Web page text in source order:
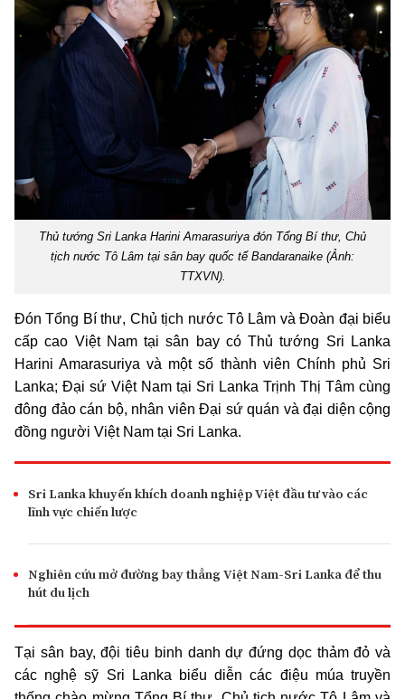
Thủ tướng Sri Lanka Harini Amarasuriya đón Tổng Bí thư, Chủ
tịch nước Tô Lâm tại sân bay quốc tế Bandaranaike (Ảnh:
TTXVN).
Đón Tổng Bí thư, Chủ tịch nước Tô Lâm và Đoàn đại biểu
cấp cao Việt Nam tại sân bay có Thủ tướng Sri Lanka
Harini Amarasuriya và một số thành viên Chính phủ Sri
Lanka; Đại sứ Việt Nam tại Sri Lanka Trịnh Thị Tâm cùng
đông đảo cán bộ, nhân viên Đại sứ quán và đại diện cộng
đồng người Việt Nam tại Sri Lanka.
Sri Lanka khuyến khích doanh nghiệp Việt đầu tư vào các
lĩnh vực chiến lược
Nghiên cứu mở đường bay thẳng Việt Nam-Sri Lanka để thu
hút du lịch
Tại sân bay, đội tiêu binh danh dự đứng dọc thảm đỏ và
các nghệ sỹ Sri Lanka biểu diễn các điệu múa truyền